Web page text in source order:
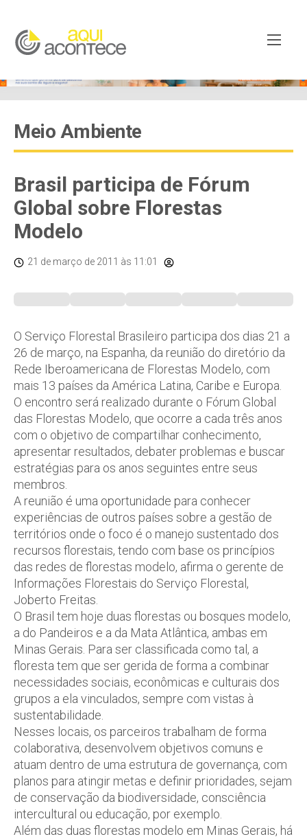
Meio Ambiente
Brasil participa de Fórum
Global sobre Florestas
Modelo
21 de março de 2011 às 11:01
O Serviço Florestal Brasileiro participa dos dias 21 a
26 de março, na Espanha, da reunião do diretório da
Rede Iberoamericana de Florestas Modelo, com
mais 13 países da América Latina, Caribe e Europa.
O encontro será realizado durante o Fórum Global
das Florestas Modelo, que ocorre a cada três anos
com o objetivo de compartilhar conhecimento,
apresentar resultados, debater problemas e buscar
estratégias para os anos seguintes entre seus
membros.
A reunião é uma oportunidade para conhecer
experiências de outros países sobre a gestão de
territórios onde o foco é o manejo sustentado dos
recursos florestais, tendo com base os princípios
das redes de florestas modelo, afirma o gerente de
Informações Florestais do Serviço Florestal,
Joberto Freitas.
O Brasil tem hoje duas florestas ou bosques modelo,
a do Pandeiros e a da Mata Atlântica, ambas em
Minas Gerais. Para ser classificada como tal, a
floresta tem que ser gerida de forma a combinar
necessidades sociais, econômicas e culturais dos
grupos a ela vinculados, sempre com vistas à
sustentabilidade.
Nesses locais, os parceiros trabalham de forma
colaborativa, desenvolvem objetivos comuns e
atuam dentro de uma estrutura de governança, com
planos para atingir metas e definir prioridades, sejam
de conservação da biodiversidade, consciência
intercultural ou educação, por exemplo.
Além das duas florestas modelo em Minas Gerais, há